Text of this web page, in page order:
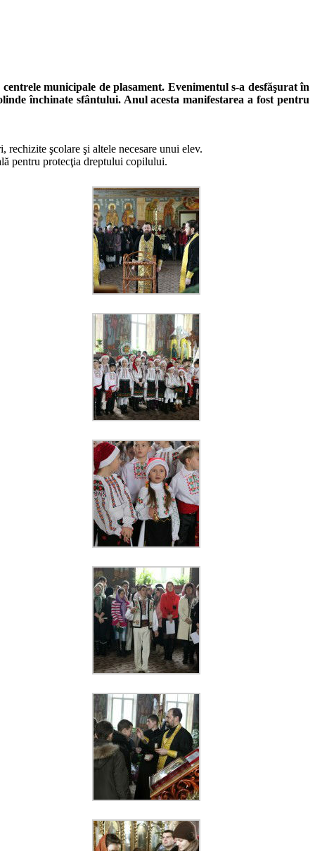
municipale de plasament. Evenimentul s-a desfăşurat în
închinate sfântului. Anul acesta manifestarea a fost pentru
şcolare şi altele necesare unui elev.
pentru protecţia dreptului copilului.